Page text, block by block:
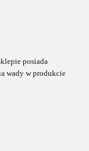
posiada
wady w produkcie